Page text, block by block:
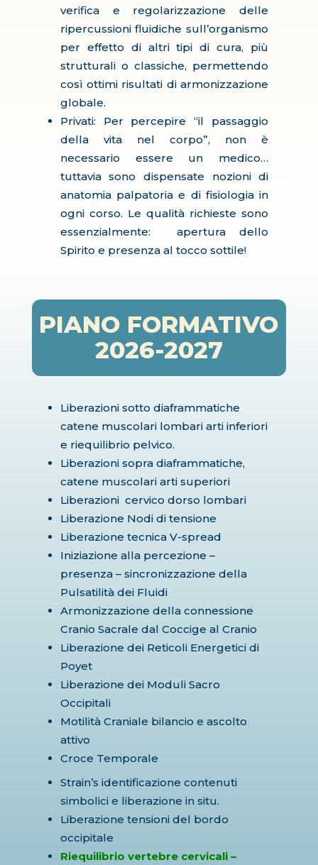
verifica e regolarizzazione delle
ripercussioni fluidiche sull’organismo
per effetto di altri tipi di cura, più
strutturali o classiche, permettendo
così ottimi risultati di armonizzazione
globale.
Privati: Per percepire “il passaggio
della vita nel corpo”, non è
necessario essere un medico…
tuttavia sono dispensate nozioni di
anatomia palpatoria e di fisiologia in
ogni corso. Le qualità richieste sono
essenzialmente: apertura dello
Spirito e presenza al tocco sottile!
PIANO FORMATIVO
2026-2027
Liberazioni sotto diaframmatiche
catene muscolari lombari arti inferiori
e riequilibrio pelvico.
Liberazioni sopra diaframmatiche,
catene muscolari arti superiori
Liberazioni cervico dorso lombari
Liberazione Nodi di tensione
Liberazione tecnica V-spread
Iniziazione alla percezione –
presenza – sincronizzazione della
Pulsatilità dei Fluidi
Armonizzazione della connessione
Cranio Sacrale dal Coccige al Cranio
Liberazione dei Reticoli Energetici di
Poyet
Liberazione dei Moduli Sacro
Occipitali
Motilità Craniale bilancio e ascolto
attivo
Croce Temporale
Strain’s identificazione contenuti
simbolici e liberazione in situ.
Liberazione tensioni del bordo
occipitale
Riequilibrio vertebre cervicali –